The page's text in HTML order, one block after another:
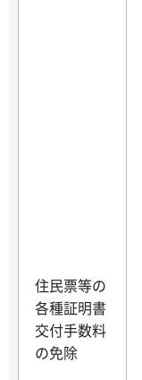
住民票等の
各種証明書
交付手数料
の免除